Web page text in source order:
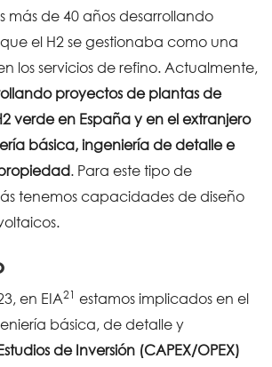
más de 40 años desarrollando
el H2 se gestionaba como una
los servicios de refino. Actualmente,
proyectos de plantas de
verde en España y en el extranjero
básica, ingeniería de detalle e
. Para este tipo de
tenemos capacidades de diseño
en EIA21 estamos implicados en el
básica, de detalle y
de Inversión (CAPEX/OPEX)